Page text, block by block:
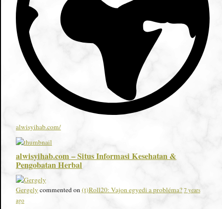
alwisyihab.com/
alwisyihab.com – Situs Informasi Kesehatan &
Pengobatan Herbal
Gergelycommented on(t)Roll20: Vajon egyedi a probléma? 7 years
ago